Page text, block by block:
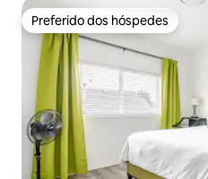
Preferido dos hóspedes
Preferido dos hóspedes